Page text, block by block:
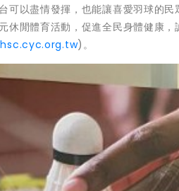
可以盡情發揮，也能讓喜愛羽球的
休閒體育活動，促進全民身體健康
)。